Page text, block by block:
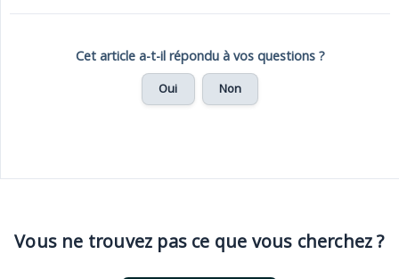
Cet article a-t-il répondu à vos questions ?
Oui Non
Vous ne trouvez pas ce que vous cherchez ?